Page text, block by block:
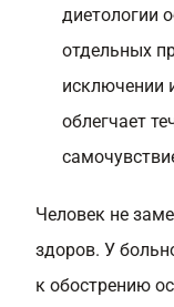
диетологии
отдельных
исключении
облегчает
Человек не
здоров. У
к обострению